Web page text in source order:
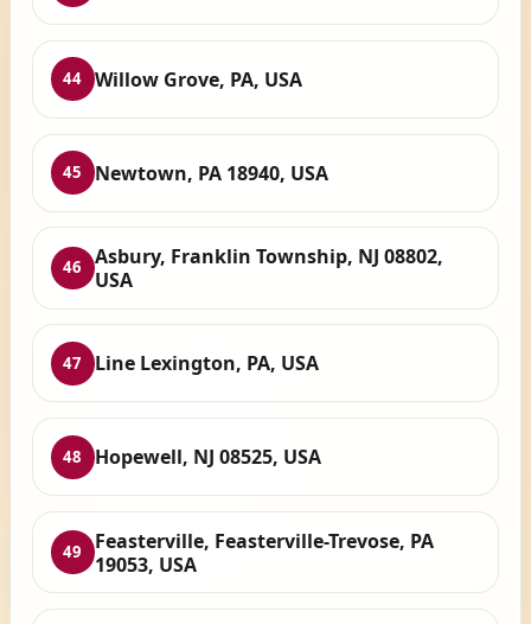
44 Willow Grove, PA, USA
45 Newtown, PA 18940, USA
46
Asbury, Franklin Township, NJ 08802,
USA
47 Line Lexington, PA, USA
48 Hopewell, NJ 08525, USA
49
Feasterville, Feasterville-Trevose, PA
19053, USA